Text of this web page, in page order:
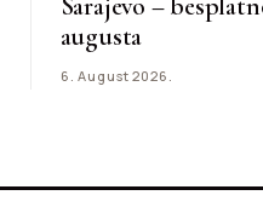
augusta
6. August 2026.